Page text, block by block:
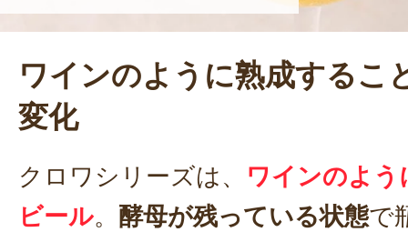
ワインのように熟成するこ
変化
クロワシリーズは、 ワインのよう
ビール。 酵母が残っている状態で